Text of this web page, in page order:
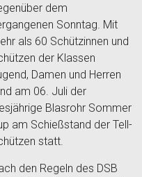
dem
Sonntag. Mit
als 60 Schützinnen und
der Klassen
Damen und Herren
am 06. Juli der
Blasrohr Sommer
am Schießstand der Tell-
statt.
den Regeln des DSB